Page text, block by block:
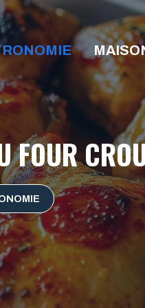
FOUR